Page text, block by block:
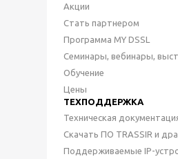
Акции
Стать партнером
Программа MY DSSL
Семинары, вебинары,
Обучение
Цены
ТЕХПОДДЕРЖКА
Техническая
Скачать ПО TRASSIR и
Поддерживаемые IP-